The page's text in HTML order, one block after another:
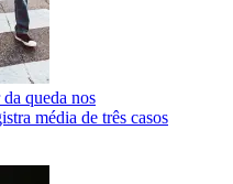
queda nos
média de três casos